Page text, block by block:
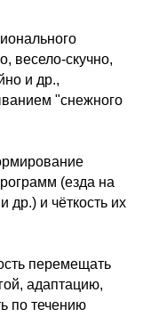
весело-скучно,
и др.,
"снежного
(езда на
др.) и чёткость их
перемещать
адаптацию,
по течению